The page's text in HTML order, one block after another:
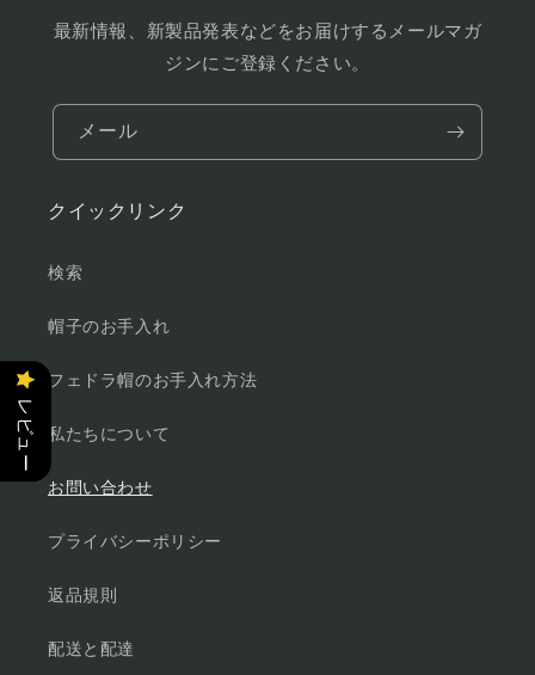
最新情報、新製品発表などをお届けするメールマガ
ジンにご登録ください。
メール
クイックリンク
検索
帽子のお手入れ
フェドラ帽のお手入れ方法
私たちについて
お問い合わせ
プライバシーポリシー
返品規則
配送と配達
レビュー